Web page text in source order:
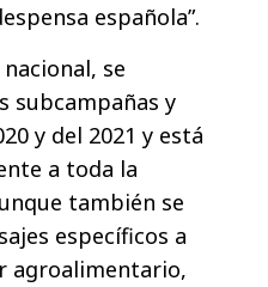
española”.
se
subcampañas y
y del 2021 y está
a toda la
también se
específicos a
agroalimentario,